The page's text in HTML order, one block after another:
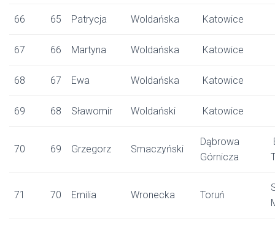
66 65 Patrycja Woldańska Katowice
67 66 Martyna Woldańska Katowice
68 67 Ewa Woldańska Katowice
69 68 Sławomir Woldański Katowice
70 69 Grzegorz Smaczyński
Dąbrowa
Górnicza
71 70 Emilia Wronecka Toruń